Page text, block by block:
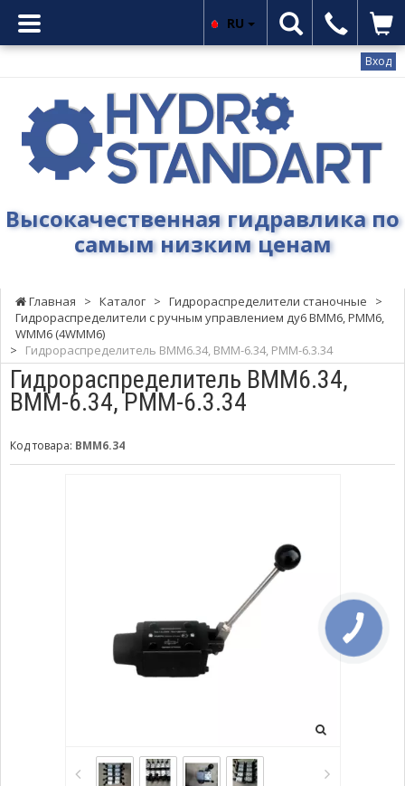
Вход
Гидростандарт
Высокачественная
гидравлика
низким
Высокачественная гидравлика по
самым низким ценам
RU
Главная > Каталог > Гидрораспределители станочные
>
Гидрораспределители с ручным управлением ду6 ВММ6, РММ6,
WMM6 (4WMM6)
>
Гидрораспределитель ВММ6.34, ВММ-6.34, РММ-6.3.34
Гидрораспределитель ВММ6.34,
ВММ-6.34, РММ-6.3.34
Код товара: ВММ6.34